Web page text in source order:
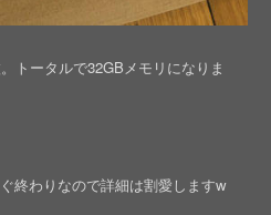
トータルで32GBメモリになりま
終わりなので詳細は割愛しますw